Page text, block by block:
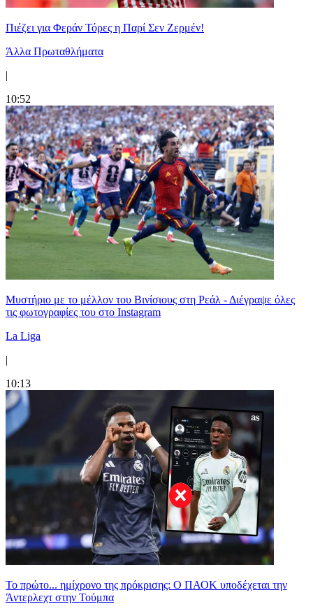
Πιέζει για Φεράν Τόρες η Παρί Σεν Ζερμέν!
Άλλα Πρωταθλήματα
|
10:52
Μυστήριο με το μέλλον του Βινίσιους στη Ρεάλ - Διέγραψε όλες
τις φωτογραφίες του στο Instagram
La Liga
|
10:13
Το πρώτο... ημίχρονο της πρόκρισης: Ο ΠΑΟΚ υποδέχεται την
Άντερλεχτ στην Τούμπα